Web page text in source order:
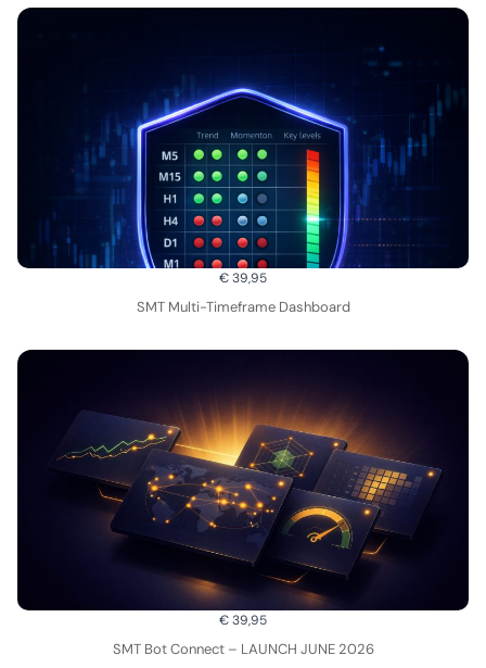
€ 39,95
SMT Multi-Timeframe Dashboard
€ 39,95
SMT Bot Connect – LAUNCH JUNE 2026